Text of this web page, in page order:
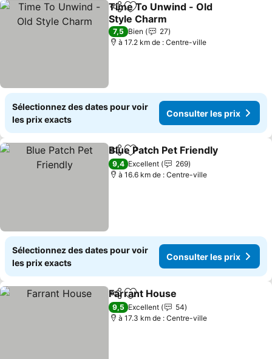
PartagerAjouter à mes favoris
Time To Unwind - Old
Style Charm
Consulter les prix
7,5 Bien
27
à 17.2 km de : Centre-ville
Sélectionnez des dates pour voir
les prix exacts
Consulter les prix
PartagerAjouter à mes favoris
Blue Patch Pet Friendly
9,4 Excellent
269
à 16.6 km de : Centre-ville
Sélectionnez des dates pour voir
les prix exacts
Consulter les prix
PartagerAjouter à mes favoris
Farrant House
9,5 Excellent
54
à 17.3 km de : Centre-ville